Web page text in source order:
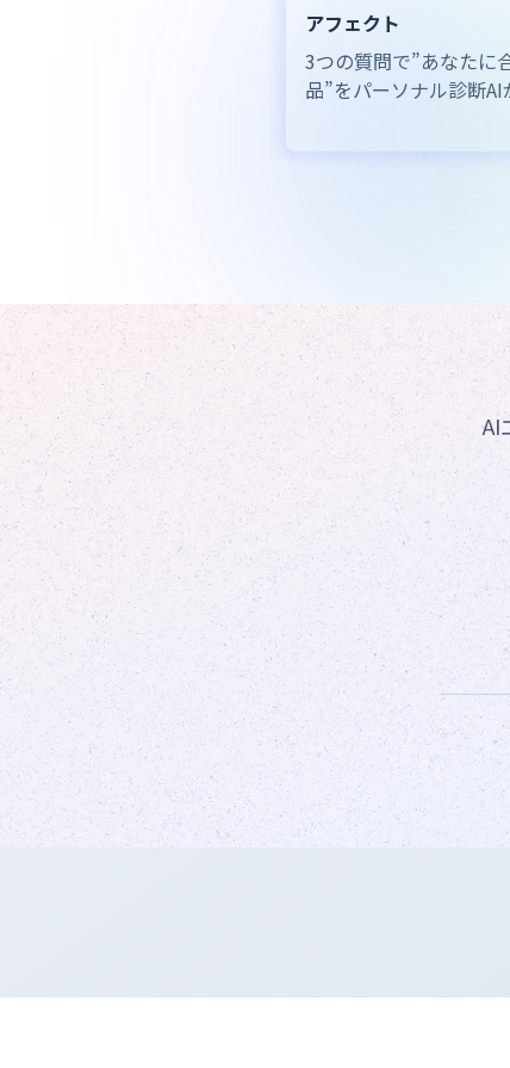
アフェクト
3つの質問で”あなたに
品”をパーソナル診断AI
AI